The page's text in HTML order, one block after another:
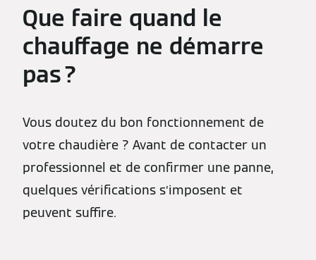
Que faire quand le
chauffage ne démarre
pas ?
Vous doutez du bon fonctionnement de
votre chaudière ? Avant de contacter un
professionnel et de confirmer une panne,
quelques vérifications s’imposent et
peuvent suffire.